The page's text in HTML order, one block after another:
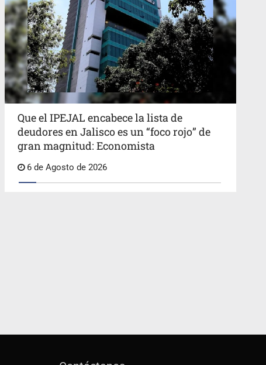
Que el IPEJAL encabece la lista de
deudores en Jalisco es un “foco rojo” de
gran magnitud: Economista
6 de Agosto de 2026